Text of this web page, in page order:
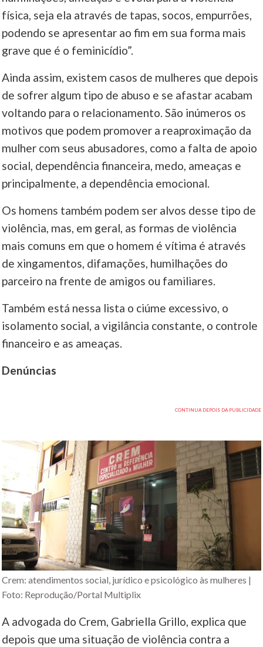
física, seja ela através de tapas, socos, empurrões,
podendo se apresentar ao fim em sua forma mais
grave que é o feminicídio”.
Ainda assim, existem casos de mulheres que depois
de sofrer algum tipo de abuso e se afastar acabam
voltando para o relacionamento. São inúmeros os
motivos que podem promover a reaproximação da
mulher com seus abusadores, como a falta de apoio
social, dependência financeira, medo, ameaças e
principalmente, a dependência emocional.
Os homens também podem ser alvos desse tipo de
violência, mas, em geral, as formas de violência
mais comuns em que o homem é vítima é através
de xingamentos, difamações, humilhações do
parceiro na frente de amigos ou familiares.
Também está nessa lista o ciúme excessivo, o
isolamento social, a vigilância constante, o controle
financeiro e as ameaças.
Denúncias
Crem: atendimentos social, jurídico e psicológico às mulheres |
Foto: Reprodução/Portal Multiplix
A advogada do Crem, Gabriella Grillo, explica que
depois que uma situação de violência contra a